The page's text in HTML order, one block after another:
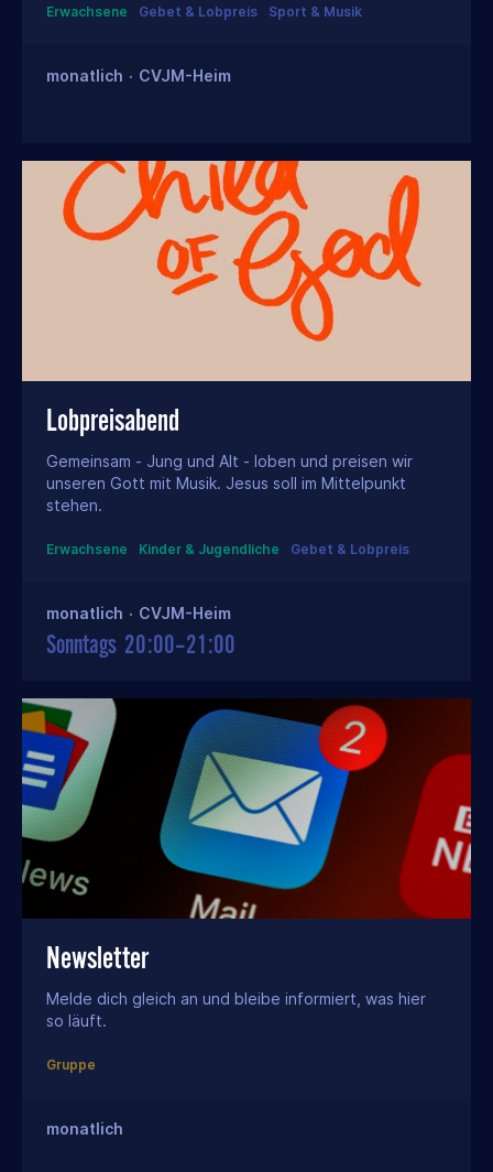
Erwachsene Gebet & Lobpreis Sport & Musik
monatlich · CVJM-Heim
Lobpreisabend
Gemeinsam - Jung und Alt - loben und preisen wir
unseren Gott mit Musik. Jesus soll im Mittelpunkt
stehen.
Erwachsene Kinder & Jugendliche Gebet & Lobpreis
monatlich · CVJM-Heim
Sonntags 20:00–21:00
Newsletter
Melde dich gleich an und bleibe informiert, was hier
so läuft.
Gruppe
monatlich